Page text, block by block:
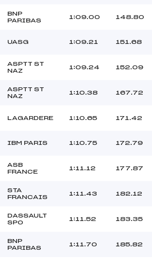
BNP
PARIBAS
1:09.00 148.80
UASG 1:09.21 151.68
ASPTT ST
NAZ
1:09.24 152.09
ASPTT ST
NAZ
1:10.38 167.72
LAGARDERE 1:10.65 171.42
IBM PARIS 1:10.75 172.79
ASB
FRANCE
1:11.12 177.87
STA
FRANCAIS
1:11.43 182.12
DASSAULT
SPO
1:11.52 183.35
BNP
PARIBAS
1:11.70 185.82